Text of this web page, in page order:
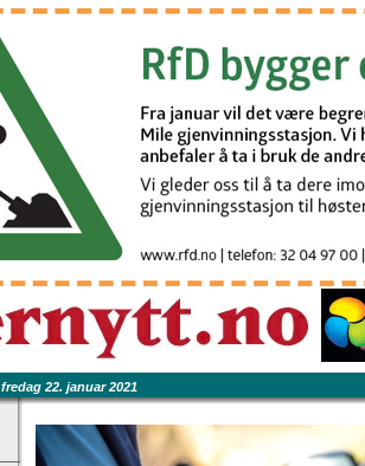
fredag 22. januar 2021